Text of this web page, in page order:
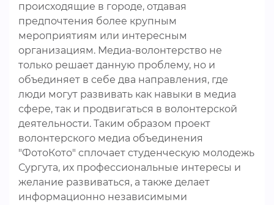
происходящие в городе, отдавая
предпочтения более крупным
мероприятиям или интересным
организациям. Медиа-волонтерство не
только решает данную проблему, но и
объединяет в себе два направления, где
люди могут развивать как навыки в медиа
сфере, так и продвигаться в волонтерской
деятельности. Таким образом проект
волонтерского медиа объединения
"ФотоКото" сплочает студенческую молодежь
Сургута, их профессиональные интересы и
желание развиваться, а также делает
информационно независимыми